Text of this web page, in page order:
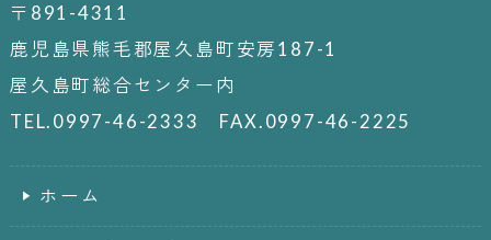
〒891-4311
鹿児島県熊毛郡屋久島町安房187-1
屋久島町総合センター内
TEL.0997-46-2333 FAX.0997-46-2225
ホーム